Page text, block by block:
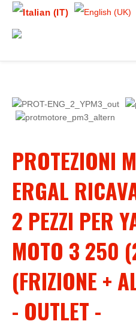
PROTEZIONI
ERGAL
2 PEZZI PER
MOTO 3 250
(FRIZIONE +
- OUTLET -